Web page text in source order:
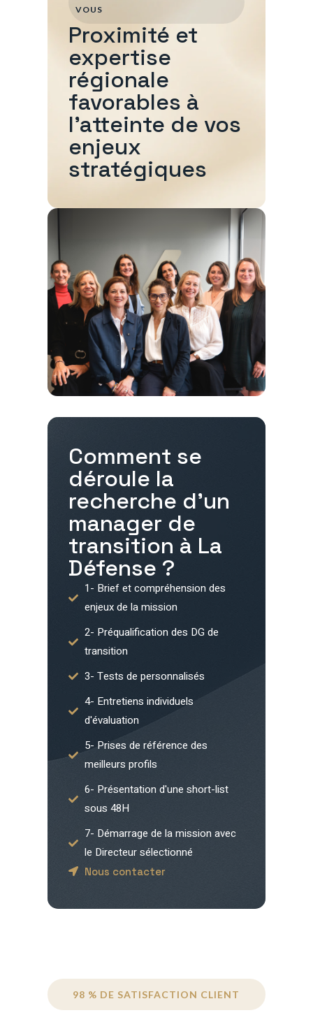
Comment se
déroule la
recherche d'un
manager de
transition à La
Défense ?
1- Brief et compréhension des
enjeux de la mission
2- Préqualification des DG de
transition
3- Tests de personnalisés
4- Entretiens individuels
d'évaluation
5- Prises de référence des
meilleurs profils
6- Présentation d'une short-list
sous 48H
7- Démarrage de la mission avec
le Directeur sélectionné
Nous contacter
VOUS
Proximité et
expertise
régionale
favorables à
l'atteinte de vos
enjeux
stratégiques
98 % DE SATISFACTION CLIENT